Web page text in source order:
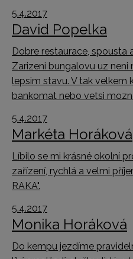
5.4.2017
David Popelka
Dobre restaurace, spousta
Zarizeni bungalovu uz
lepsim stavu. V tak velkem
bankomat nebo vetsi
5.4.2017
Markéta Horáková
Líbilo se mi krásné okolní
zařízení, rychlá a velmi
RAKA".
5.4.2017
Monika Horáková
Do kempu jezdíme